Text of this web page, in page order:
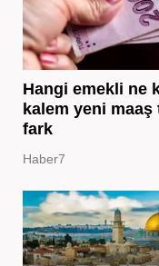
Hangi emekli ne
kalem yeni
fark
Haber7